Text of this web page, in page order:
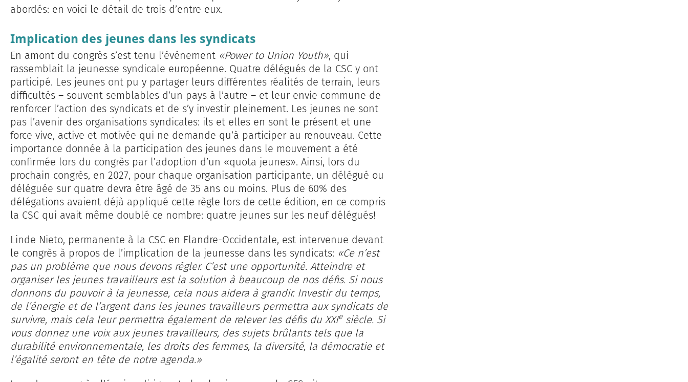
abordés: en voici le détail de trois d’entre eux.
Implication des jeunes dans les syndicats
En amont du congrès s’est tenu l’événement «Power to Union Youth», qui
rassemblait la jeunesse syndicale européenne. Quatre délégués de la CSC y ont
participé. Les jeunes ont pu y partager leurs différentes réalités de terrain, leurs
difficultés – souvent semblables d’un pays à l’autre – et leur envie commune de
renforcer l’action des syndicats et de s’y investir pleinement. Les jeunes ne sont
pas l’avenir des organisations syndicales: ils et elles en sont le présent et une
force vive, active et motivée qui ne demande qu’à participer au renouveau. Cette
importance donnée à la participation des jeunes dans le mouvement a été
confirmée lors du congrès par l’adoption d’un «quota jeunes». Ainsi, lors du
prochain congrès, en 2027, pour chaque organisation participante, un délégué ou
déléguée sur quatre devra être âgé de 35 ans ou moins. Plus de 60% des
délégations avaient déjà appliqué cette règle lors de cette édition, en ce compris
la CSC qui avait même doublé ce nombre: quatre jeunes sur les neuf délégués!
Linde Nieto, permanente à la CSC en Flandre-Occidentale, est intervenue devant
le congrès à propos de l’implication de la jeunesse dans les syndicats: «Ce n’est
pas un problème que nous devons régler. C’est une opportunité. Atteindre et
organiser les jeunes travailleurs est la solution à beaucoup de nos défis. Si nous
donnons du pouvoir à la jeunesse, cela nous aidera à grandir. Investir du temps,
de l’énergie et de l’argent dans les jeunes travailleurs permettra aux syndicats de
survivre, mais cela leur permettra également de relever les défis du XXIesiècle. Si
vous donnez une voix aux jeunes travailleurs, des sujets brûlants tels que la
durabilité environnementale, les droits des femmes, la diversité, la démocratie et
l’égalité seront en tête de notre agenda.»